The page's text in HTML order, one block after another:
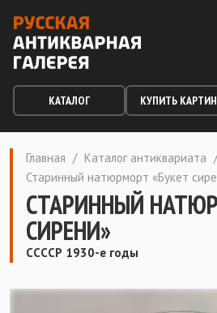
КАТАЛОГ КУПИТЬ
Главная / Каталог антиквариата /
Старинный натюрморт «Букет
СТАРИННЫЙ
СИРЕНИ»
ССССР 1930-е годы